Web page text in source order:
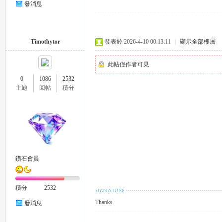
發消息
Timothytor
0
主題
1086
回帖
2532
積分
鑽石會員
積分 2532
發消息
發表於 2026-4-10 00:13:11 顯示全部樓層
此帖僅作者可見
Thanks